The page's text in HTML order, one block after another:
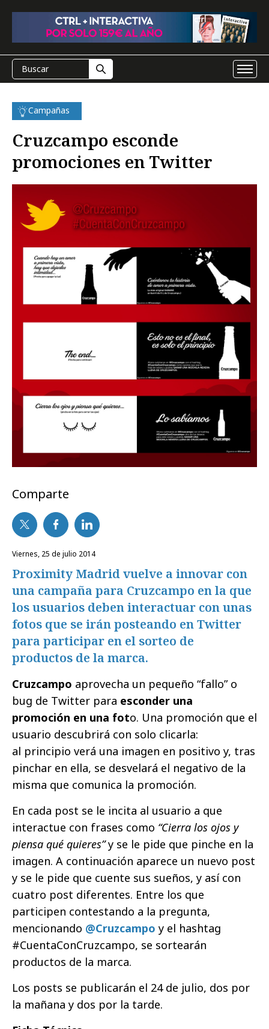
Campañas
Cruzcampo esconde
promociones en Twitter
Comparte
viernes, 25 de julio 2014
Proximity Madrid vuelve a innovar con
una campaña para Cruzcampo en la que
los usuarios deben interactuar con unas
fotos que se irán posteando en Twitter
para participar en el sorteo de
productos de la marca.
Cruzcampo aprovecha un pequeño “fallo” o
bug de Twitter para esconder una
promoción en una foto. Una promoción que el
usuario descubrirá con solo clicarla:
al principio verá una imagen en positivo y, tras
pinchar en ella, se desvelará el negativo de la
misma que comunica la promoción.
En cada post se le incita al usuario a que
interactue con frases como “Cierra los ojos y
piensa qué quieres”y se le pide que pinche en la
imagen. A continuación aparece un nuevo post
y se le pide que cuente sus sueños, y así con
cuatro post diferentes. Entre los que
participen contestando a la pregunta,
mencionando @Cruzcampo y el hashtag
#CuentaConCruzcampo, se sortearán
productos de la marca.
Los posts se publicarán el 24 de julio, dos por
la mañana y dos por la tarde.